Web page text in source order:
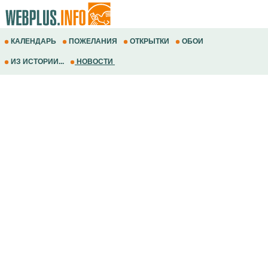
КАЛЕНДАРЬ ПОЖЕЛАНИЯ ОТКРЫТКИ ОБОИ
ИЗ ИСТОРИИ... НОВОСТИ